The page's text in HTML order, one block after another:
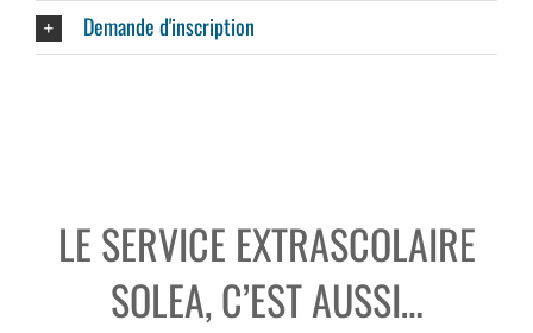
Demande d'inscription
LE SERVICE EXTRASCOLAIRE
SOLEA, C’EST AUSSI…